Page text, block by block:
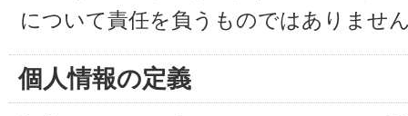
について責任を負うものではありませ
個人情報の定義